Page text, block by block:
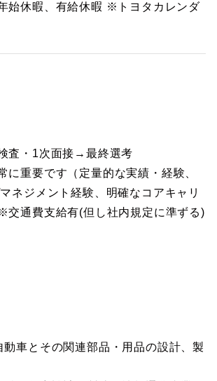
始休暇、有給休暇 ※トヨタカレンダ
査・1次面接→最終選考
に重要です（定量的な実績・経験、
ネジメント経験、明確なコアキャリ
交通費支給有(但し社内規定に準ずる)
車とその関連部品・用品の設計、製